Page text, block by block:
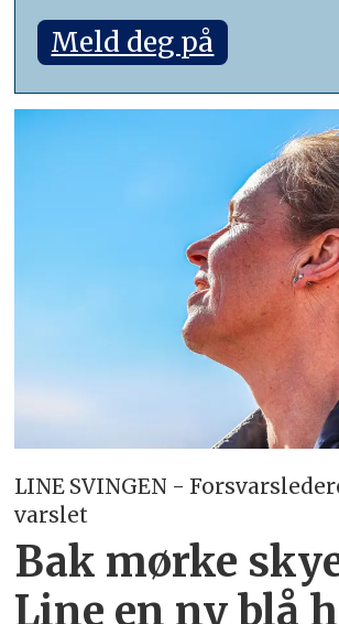
Meld deg på
LINE SVINGEN -
varslet
Bak mørke
Line en ny blå